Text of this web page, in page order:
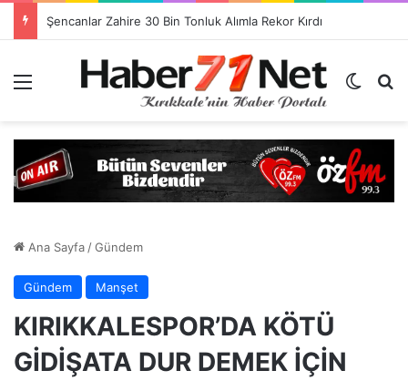
Dış
Ana Sayfa/Gündem
Gündem Manşet
KIRIKKALESPOR’DA KÖTÜ
GİDİŞATA DUR DEMEK İÇİN